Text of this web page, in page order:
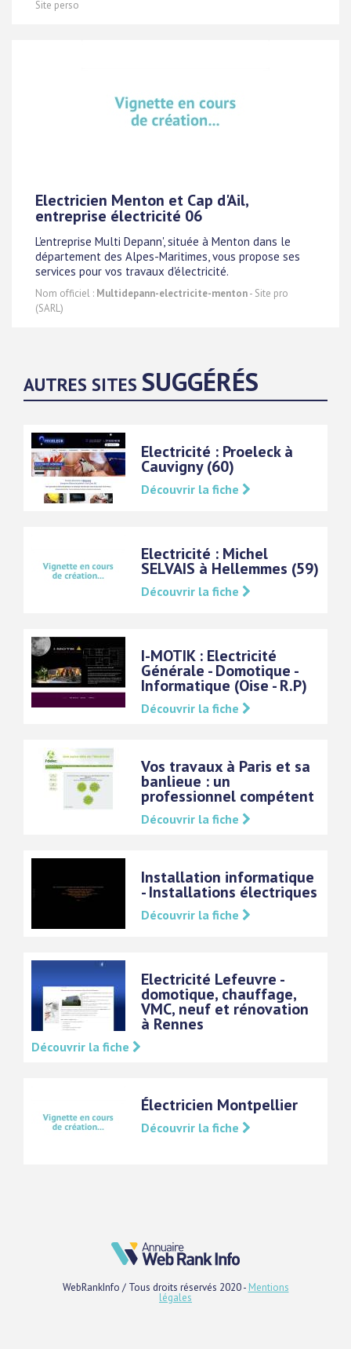
Site perso
Electricien Menton et Cap d'Ail,
entreprise électricité 06
L'entreprise Multi Depann', située à Menton dans le
département des Alpes-Maritimes, vous propose ses
services pour vos travaux d'électricité.
Nom officiel : Multidepann-electricite-menton- Site pro
(SARL)
AUTRES SITES SUGGÉRÉS
Electricité : Proeleck à
Cauvigny (60)
Découvrir la fiche
Electricité : Michel
SELVAIS à Hellemmes (59)
Découvrir la fiche
I-MOTIK : Electricité
Générale - Domotique -
Informatique (Oise - R.P)
Découvrir la fiche
Vos travaux à Paris et sa
banlieue : un
professionnel compétent
Découvrir la fiche
Installation informatique
- Installations électriques
Découvrir la fiche
Electricité Lefeuvre -
domotique, chauffage,
VMC, neuf et rénovation
à Rennes
Découvrir la fiche
Électricien Montpellier
Découvrir la fiche
WebRankInfo / Tous droits réservés 2020 - Mentions
légales